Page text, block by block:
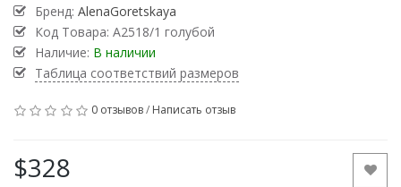
Бренд: AlenaGoretskaya
Код Товара: А2518/1 голубой
Наличие: В наличии
Таблица соответствий размеров
0 отзывов/ Написать отзыв
$328